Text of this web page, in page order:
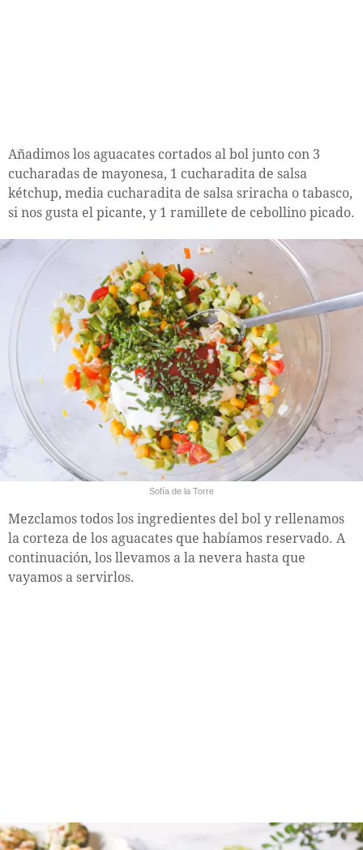
Añadimos los aguacates cortados al bol junto con 3
cucharadas de mayonesa, 1 cucharadita de salsa
kétchup, media cucharadita de salsa sriracha o tabasco,
si nos gusta el picante, y 1 ramillete de cebollino picado.
Sofía de la Torre
Mezclamos todos los ingredientes del bol y rellenamos
la corteza de los aguacates que habíamos reservado. A
continuación, los llevamos a la nevera hasta que
vayamos a servirlos.